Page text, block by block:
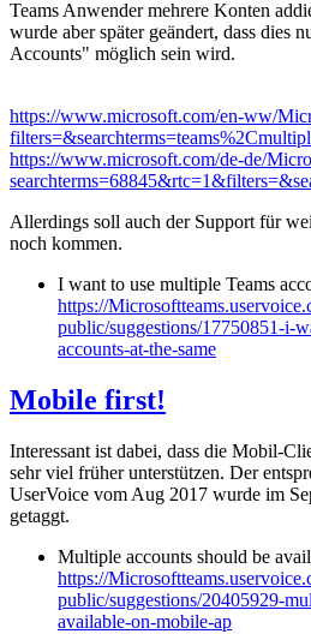
Teams Anwender mehrere Konten
wurde aber später geändert, dass dies
Accounts" möglich sein wird.
https://www.microsoft.com/en-ww/
https://www.microsoft.com/de-de/
Allerdings soll auch der Support für
noch kommen.
I want to use multiple Teams
https://
public/suggestions/17750851-i-
accounts-at-the-same
Mobile first!
Interessant ist dabei, dass die Mobil-
sehr viel früher unterstützen. Der
UserVoice vom Aug 2017 wurde im
getaggt.
Multiple accounts should be
https://
public/suggestions/20405929-
available-on-mobile-ap